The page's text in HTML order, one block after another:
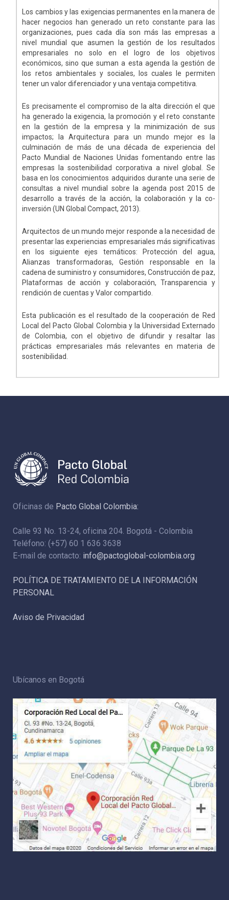
Los cambios y las exigencias permanentes en la manera de
hacer negocios han generado un reto constante para las
organizaciones, pues cada día son más las empresas a
nivel mundial que asumen la gestión de los resultados
empresariales no solo en el logro de los objetivos
económicos, sino que suman a esta agenda la gestión de
los retos ambientales y sociales, los cuales le permiten
tener un valor diferenciador y una ventaja competitiva.
Es precisamente el compromiso de la alta dirección el que
ha generado la exigencia, la promoción y el reto constante
en la gestión de la empresa y la minimización de sus
impactos; la Arquitectura para un mundo mejor es la
culminación de más de una década de experiencia del
Pacto Mundial de Naciones Unidas fomentando entre las
empresas la sostenibilidad corporativa a nivel global. Se
basa en los conocimientos adquiridos durante una serie de
consultas a nivel mundial sobre la agenda post 2015 de
desarrollo a través de la acción, la colaboración y la co-
inversión (UN Global Compact, 2013).
Arquitectos de un mundo mejor responde a la necesidad de
presentar las experiencias empresariales más significativas
en los siguiente ejes temáticos: Protección del agua,
Alianzas transformadoras, Gestión responsable en la
cadena de suministro y consumidores, Construcción de paz,
Plataformas de acción y colaboración, Transparencia y
rendición de cuentas y Valor compartido.
Esta publicación es el resultado de la cooperación de Red
Local del Pacto Global Colombia y la Universidad Externado
de Colombia, con el objetivo de difundir y resaltar las
prácticas empresariales más relevantes en materia de
sostenibilidad.
Oficinas de Pacto Global Colombia:
Calle 93 No. 13-24, oficina 204. Bogotá - Colombia
Teléfono: (+57) 60 1 636 3638
E-mail de contacto: info@pactoglobal-colombia.org
POLÍTICA DE TRATAMIENTO DE LA INFORMACIÓN
PERSONAL
Aviso de Privacidad
Ubícanos en Bogotá